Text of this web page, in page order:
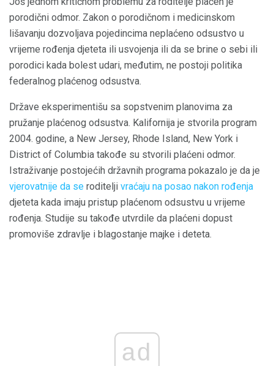
porodični odmor. Zakon o porodičnom i medicinskom
lišavanju dozvoljava pojedincima neplaćeno odsustvo u
vrijeme rođenja djeteta ili usvojenja ili da se brine o sebi ili
porodici kada bolest udari, međutim, ne postoji politika
federalnog plaćenog odsustva.
Države eksperimentišu sa sopstvenim planovima za
pružanje plaćenog odsustva. Kalifornija je stvorila program
2004. godine, a New Jersey, Rhode Island, New York i
District of Columbia takođe su stvorili plaćeni odmor.
Istraživanje postojećih državnih programa pokazalo je da je
vjerovatnije da se roditelji vraćaju na posao nakon rođenja
djeteta kada imaju pristup plaćenom odsustvu u vrijeme
rođenja. Studije su takođe utvrdile da plaćeni dopust
promoviše zdravlje i blagostanje majke i deteta.
ad